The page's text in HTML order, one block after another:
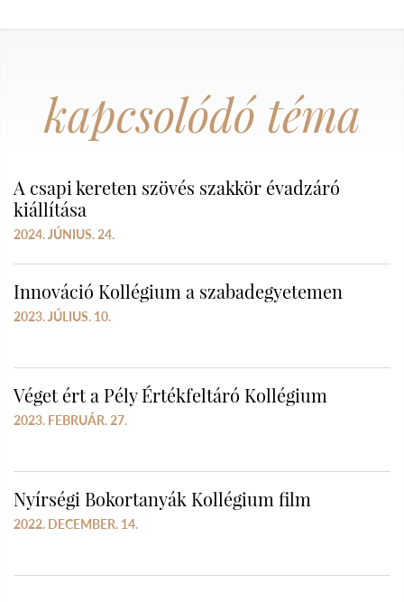
kapcsolódó téma
A csapi kereten szövés szakkör évadzáró
kiállítása
2024. JÚNIUS. 24.
Innováció Kollégium a szabadegyetemen
2023. JÚLIUS. 10.
Véget ért a Pély Értékfeltáró Kollégium
2023. FEBRUÁR. 27.
Nyírségi Bokortanyák Kollégium film
2022. DECEMBER. 14.